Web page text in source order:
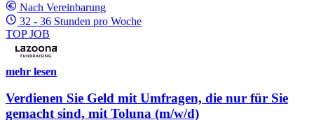
Nach Vereinbarung
32 - 36 Stunden pro Woche
TOP JOB
mehr lesen
Verdienen Sie Geld mit Umfragen, die nur für Sie
gemacht sind, mit Toluna (m/w/d)